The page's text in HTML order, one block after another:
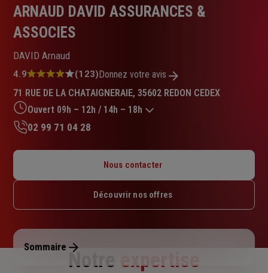
ARNAUD DAVID ASSURANCES &
ASSOCIES
DAVID Arnaud
Note
4.9
sur
5
étoiles
4.9 (123)Donnez votre avis
71 RUE DE LA CHATAIGNERAIE, 35602 REDON CEDEX
Ouvert 09h – 12h / 14h – 18h
Mardi : 09h – 12h / 14h – 18h
Jeudi : 09h – 12h / 14h – 18h
Dimanche : Fermé
02 99 71 04 28
Nous contacter
Découvrir nos offres
Sommaire
Notre expertise